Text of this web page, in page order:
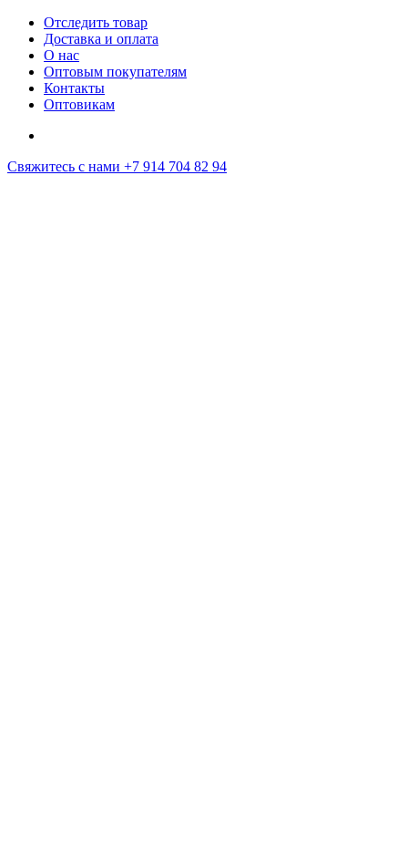
Отследить товар
Доставка и оплата
О нас
Оптовым покупателям
Контакты
Оптовикам
Свяжитесь с нами +7 914 704 82 94